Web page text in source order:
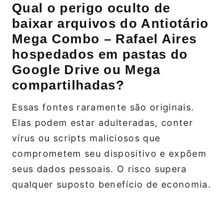
Qual o perigo oculto de
baixar arquivos do Antiotário
Mega Combo – Rafael Aires
hospedados em pastas do
Google Drive ou Mega
compartilhadas?
Essas fontes raramente são originais.
Elas podem estar adulteradas, conter
vírus ou scripts maliciosos que
comprometem seu dispositivo e expõem
seus dados pessoais. O risco supera
qualquer suposto benefício de economia.